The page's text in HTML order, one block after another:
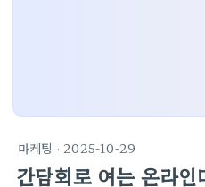
마케팅 · 2025-10-29
간담회로 여는 온라